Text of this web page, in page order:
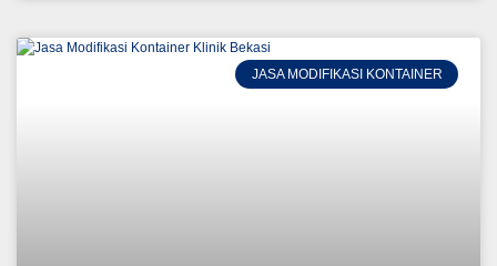
JASA MODIFIKASI KONTAINER